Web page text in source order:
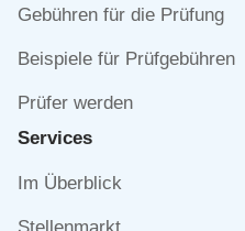
Gebühren für die Prüfung
Beispiele für Prüfgebühren
Prüfer werden
Services
Navigation
Im Überblick